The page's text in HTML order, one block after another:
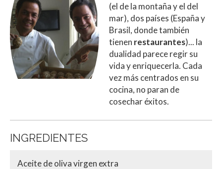
(el de la montaña y el del
mar), dos países (España y
Brasil, donde también
tienen restaurantes)... la
dualidad parece regir su
vida y enriquecerla. Cada
vez más centrados en su
cocina, no paran de
cosechar éxitos.
INGREDIENTES
Aceite de oliva virgen extra